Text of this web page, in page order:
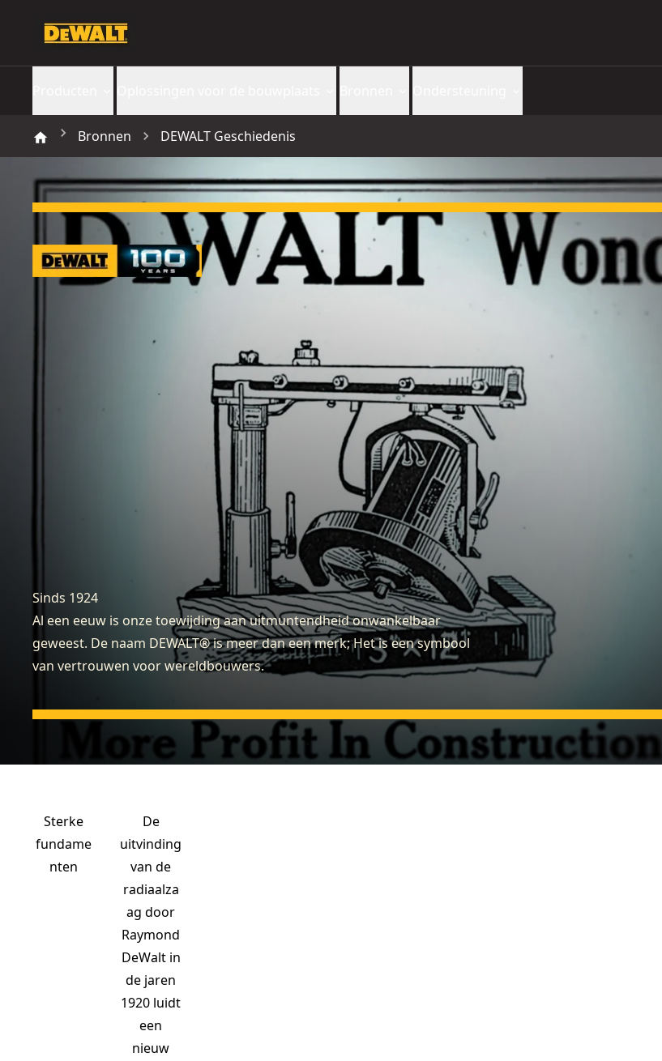
Bronnen DEWALT Geschiedenis
Sinds 1924
Al een eeuw is onze toewijding aan uitmuntendheid onwankelbaar
geweest. De naam DEWALT® is meer dan een merk; Het is een symbool
van vertrouwen voor wereldbouwers.
Sterke
fundame
nten
De
uitvinding
van de
radiaalza
ag door
Raymond
DeWalt in
de jaren
1920 luidt
een
nieuw